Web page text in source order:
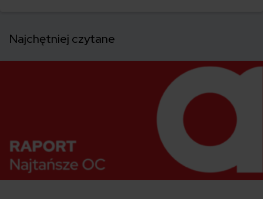
Najchętniej czytane